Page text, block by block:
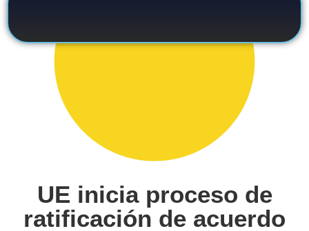
UE inicia proceso de
ratificación de acuerdo